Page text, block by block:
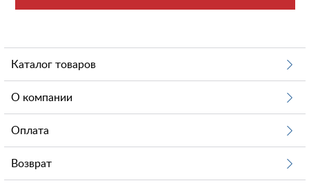
Каталог товаров
О компании
Оплата
Возврат